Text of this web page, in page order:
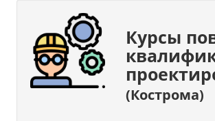
Курсы
(Кострома)